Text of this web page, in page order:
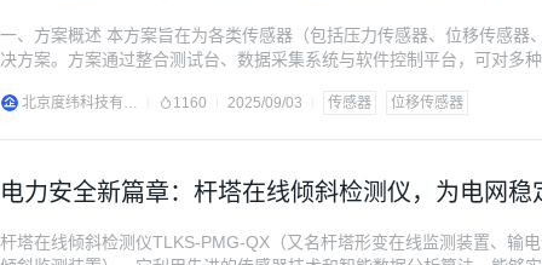
一、方案概述 本方案旨在为各类传感器（包括压力传感器、位移传感
决方案。方案通过整合测试台、数据采集系统与软件控制平台，可对多
压力值并进行自动化测试；位移传感器测试使用高精度
北京度纬科技有限公司 1160 2025/09/03 传感器 位移传感器
电力安全新篇章：杆塔在线倾斜检测仪，为电网稳
杆塔在线倾斜检测仪TLKS-PMG-QX（又名杆塔形变在线监测装置、输